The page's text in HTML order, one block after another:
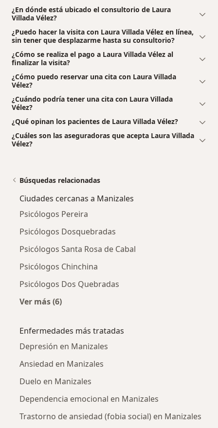
¿En dónde está ubicado el consultorio de Laura
Villada Vélez?
¿Puedo hacer la visita con Laura Villada Vélez en línea,
sin tener que desplazarme hasta su consultorio?
¿Cómo se realiza el pago a Laura Villada Vélez al
finalizar la visita?
¿Cómo puedo reservar una cita con Laura Villada
Vélez?
¿Cuándo podría tener una cita con Laura Villada
Vélez?
¿Qué opinan los pacientes de Laura Villada Vélez?
¿Cuáles son las aseguradoras que acepta Laura Villada
Vélez?
Búsquedas relacionadas
Ciudades cercanas a Manizales
Psicólogos Pereira
Psicólogos Dosquebradas
Psicólogos Santa Rosa de Cabal
Psicólogos Chinchina
Psicólogos Dos Quebradas
Ver más (6)
Enfermedades más tratadas
Depresión en Manizales
Ansiedad en Manizales
Duelo en Manizales
Dependencia emocional en Manizales
Trastorno de ansiedad (fobia social) en Manizales